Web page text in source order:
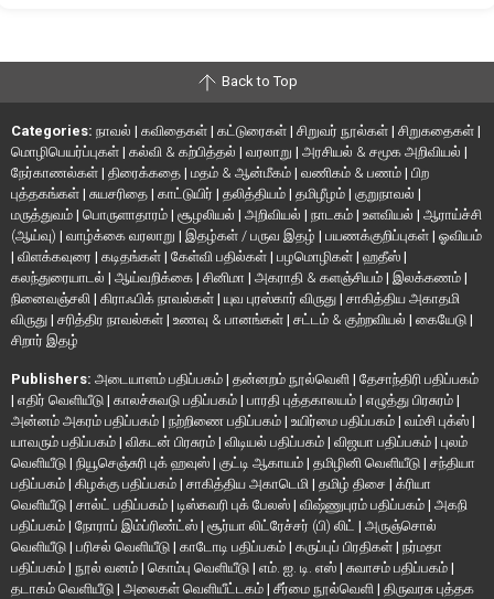
Back to Top
Categories: நாவல் | கவிதைகள் | கட்டுரைகள் | சிறுவர் நூல்கள் | சிறுகதைகள் |
மொழிபெயர்ப்புகள் | கல்வி & கற்பித்தல் | வரலாறு | அரசியல் & சமூக அறிவியல் |
நேர்காணல்கள் | திரைக்கதை | மதம் & ஆன்மீகம் | வணிகம் & பணம் | பிற
புத்தகங்கள் | சுயசரிதை | காட்டுயிர் | தலித்தியம் | தமிழீழம் | குறுநாவல் |
மருத்துவம் | பொருளாதாரம் | சூழலியல் | அறிவியல் | நாடகம் | உளவியல் | ஆராய்ச்சி
(ஆய்வு) | வாழ்க்கை வரலாறு | இதழ்கள் / பருவ இதழ் | பயணக்குறிப்புகள் | ஓவியம்
| விளக்கவுரை | கடிதங்கள் | கேள்வி பதில்கள் | பழமொழிகள் | ஹதீஸ் |
கலந்துரையாடல் | ஆய்வறிக்கை | சினிமா | அகராதி & களஞ்சியம் | இலக்கணம் |
நினைவஞ்சலி | கிராஃபிக் நாவல்கள் | யுவ புரஸ்கார் விருது | சாகித்திய அகாதமி
விருது | சரித்திர நாவல்கள் | உணவு & பானங்கள் | சட்டம் & குற்றவியல் | கையேடு |
சிறார் இதழ்
Publishers: அடையாளம் பதிப்பகம் | தன்னறம் நூல்வெளி | தேசாந்திரி பதிப்பகம்
| எதிர் வெளியீடு | காலச்சுவடு பதிப்பகம் | பாரதி புத்தகாலயம் | எழுத்து பிரசுரம் |
அன்னம் அகரம் பதிப்பகம் | நற்றிணை பதிப்பகம் | உயிர்மை பதிப்பகம் | வம்சி புக்ஸ் |
யாவரும் பதிப்பகம் | விகடன் பிரசுரம் | விடியல் பதிப்பகம் | விஜயா பதிப்பகம் | புலம்
வெளியீடு | நியூசெஞ்சுரி புக் ஹவுஸ் | குட்டி ஆகாயம் | தமிழினி வெளியீடு | சந்தியா
பதிப்பகம் | கிழக்கு பதிப்பகம் | சாகித்திய அகாடெமி | தமிழ் திசை | க்ரியா
வெளியீடு | சால்ட் பதிப்பகம் | டிஸ்கவரி புக் பேலஸ் | விஷ்ணுபுரம் பதிப்பகம் | அகநி
பதிப்பகம் | நோராப் இம்ப்ரிண்ட்ஸ் | சூர்யா லிட்ரேச்சர் (பி) லிட் | அருஞ்சொல்
வெளியீடு | பரிசல் வெளியீடு | காடோடி பதிப்பகம் | கருப்புப் பிரதிகள் | நர்மதா
பதிப்பகம் | நூல் வனம் | கொம்பு வெளியீடு | எம். ஐ. டி. எஸ் | சுவாசம் பதிப்பகம் |
தடாகம் வெளியீடு | அலைகள் வெளியீட்டகம் | சீர்மை நூல்வெளி | திருவரசு புத்தக